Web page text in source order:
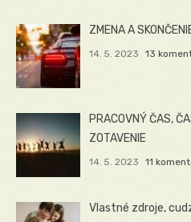
ZMENA A
14. 5. 2023 13
PRACOVNÝ ČAS,
ZOTAVENIE
14. 5. 2023 11
Vlastné zdroje,